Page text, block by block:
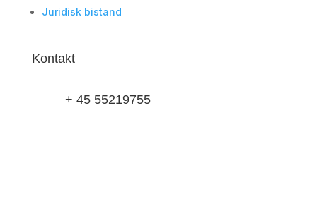
Juridisk bistand
Kontakt
+ 45 55219755